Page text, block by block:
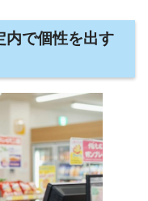
内で個性を出す